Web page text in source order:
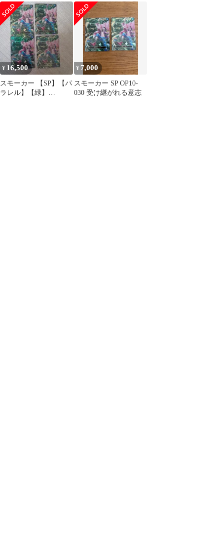
以上封入 ２パック
新品未開封
¥ 16,500
スモーカー 【SP】【パ
ラレル】【緑】
¥ 7,000
スモーカー SP OP10-
030 受け継がれる意志